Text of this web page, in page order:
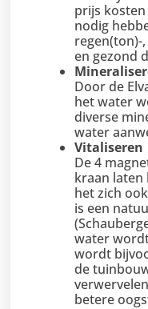
prijs
nodig
en gezond
Door de
het water
diverse
water
Vitaliseren
De 4
kraan laten
het zich
is een
water
wordt
de
betere